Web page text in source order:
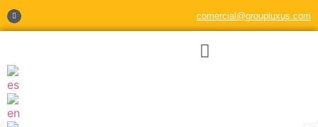
comercial@groupluxus.com